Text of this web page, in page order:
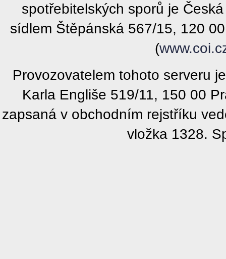
spotřebitelských sporů je
sídlem Štěpánská 567/15, 120
(
Provozovatelem tohoto serveru
Karla Engliše 519/11, 150 00
zapsaná v obchodním rejstříku
vložka 1328.